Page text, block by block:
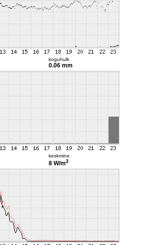
koguhulk
0.06 mm
keskmine
8 W/m2